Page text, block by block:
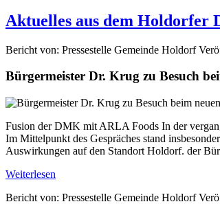
Aktuelles aus dem Holdorfer
Bericht von: Pressestelle Gemeinde Holdorf
Bürgermeister Dr. Krug zu Besuch
Fusion der DMK mit ARLA Foods In der
Im Mittelpunkt des Gespräches stand
Auswirkungen auf den Standort Holdorf. der
Weiterlesen
Bericht von: Pressestelle Gemeinde Holdorf